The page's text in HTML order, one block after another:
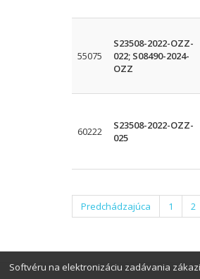
55075
S23508-2022-OZZ-
022; S08490-2024-
OZZ
60222
S23508-2022-OZZ-
025
Predchádzajúca 1 2
Softvéru na elektronizáciu zadávania